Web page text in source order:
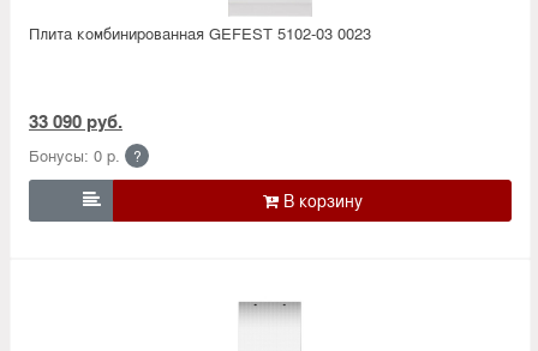
Плита комбинированная GEFEST 5102-03 0023
33 090 руб.
Бонусы: 0 р. ?
